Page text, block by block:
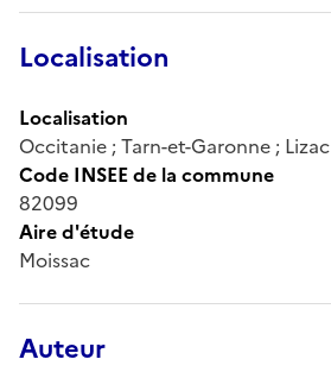
Localisation
Localisation
Occitanie ; Tarn-et-Garonne ; Lizac
Code INSEE de la commune
82099
Aire d'étude
Moissac
Auteur